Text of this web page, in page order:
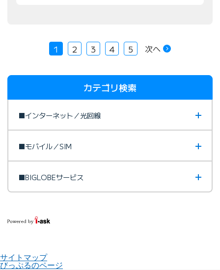
1 2 3 4 5 次へ
カテゴリ検索
■インターネット／光回線
■モバイル／SIM
■BIGLOBEサービス
サイトマップ
びっぷるのページ